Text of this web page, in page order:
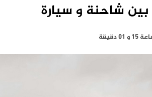
شاحنة و سيارة